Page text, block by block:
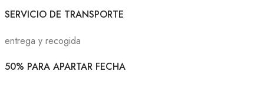
SERVICIO DE TRANSPORTE
entrega y recogida
50% PARA APARTAR FECHA